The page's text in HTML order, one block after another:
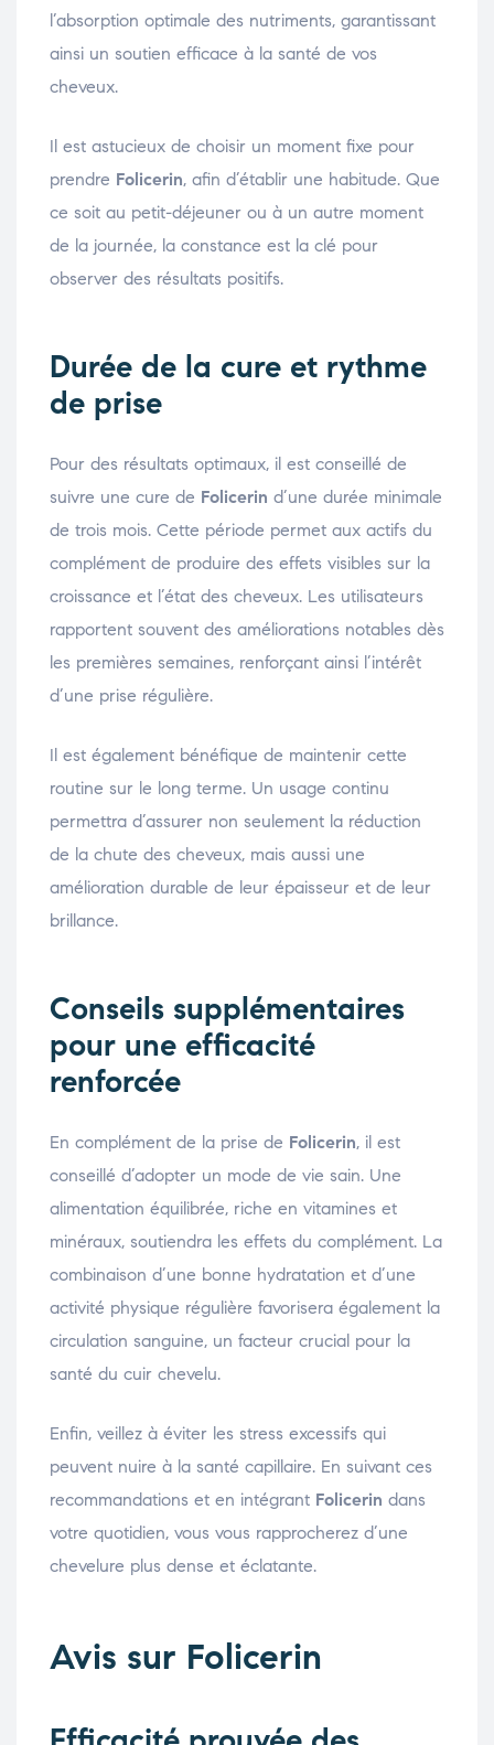
l’absorption optimale des nutriments, garantissant
ainsi un soutien efficace à la santé de vos
cheveux.
Il est astucieux de choisir un moment fixe pour
prendre Folicerin, afin d’établir une habitude. Que
ce soit au petit-déjeuner ou à un autre moment
de la journée, la constance est la clé pour
observer des résultats positifs.
Durée de la cure et rythme
de prise
Pour des résultats optimaux, il est conseillé de
suivre une cure de Folicerin d’une durée minimale
de trois mois. Cette période permet aux actifs du
complément de produire des effets visibles sur la
croissance et l’état des cheveux. Les utilisateurs
rapportent souvent des améliorations notables dès
les premières semaines, renforçant ainsi l’intérêt
d’une prise régulière.
Il est également bénéfique de maintenir cette
routine sur le long terme. Un usage continu
permettra d’assurer non seulement la réduction
de la chute des cheveux, mais aussi une
amélioration durable de leur épaisseur et de leur
brillance.
Conseils supplémentaires
pour une efficacité
renforcée
En complément de la prise de Folicerin, il est
conseillé d’adopter un mode de vie sain. Une
alimentation équilibrée, riche en vitamines et
minéraux, soutiendra les effets du complément. La
combinaison d’une bonne hydratation et d’une
activité physique régulière favorisera également la
circulation sanguine, un facteur crucial pour la
santé du cuir chevelu.
Enfin, veillez à éviter les stress excessifs qui
peuvent nuire à la santé capillaire. En suivant ces
recommandations et en intégrant Folicerin dans
votre quotidien, vous vous rapprocherez d’une
chevelure plus dense et éclatante.
Avis sur Folicerin